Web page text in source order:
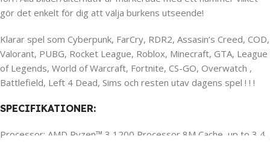
gör det enkelt för dig att välja burkens utseende!
Klarar spel som Cyberpunk, FarCry, RDR2, Assasin’s Creed, COD,
Valorant, PUBG, Rocket League, Roblox, Minecraft, GTA, League
of Legends, World of Warcraft, Fortnite, CS-GO, Overwatch ,
Battlefield, Left 4 Dead, Sims och resten utav dagens spel ! ! !
SPECIFIKATIONER:
Processor: AMD Ryzen™ 3 1200 Processor 8M Cache, up to 3,4